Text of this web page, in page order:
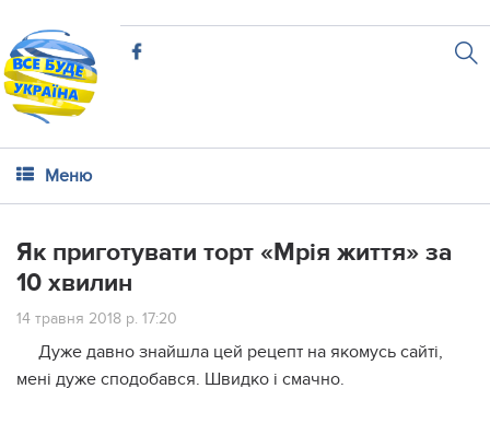
Меню
Як приготувати торт «Мрія життя» за
10 хвилин
14 травня 2018 р. 17:20
Дуже давно знайшла цей рецепт на якомусь сайті,
мені дуже сподобався. Швидко і смачно.